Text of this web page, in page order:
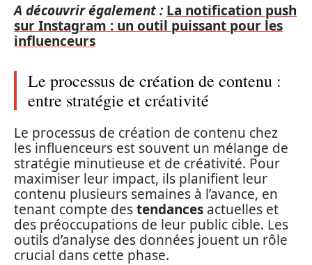
A découvrir également : La notification push
sur Instagram : un outil puissant pour les
influenceurs
Le processus de création de contenu :
entre stratégie et créativité
Le processus de création de contenu chez
les influenceurs est souvent un mélange de
stratégie minutieuse et de créativité. Pour
maximiser leur impact, ils planifient leur
contenu plusieurs semaines à l’avance, en
tenant compte destendances actuelles et
des préoccupations de leur public cible. Les
outils d’analyse des données jouent un rôle
crucial dans cette phase.